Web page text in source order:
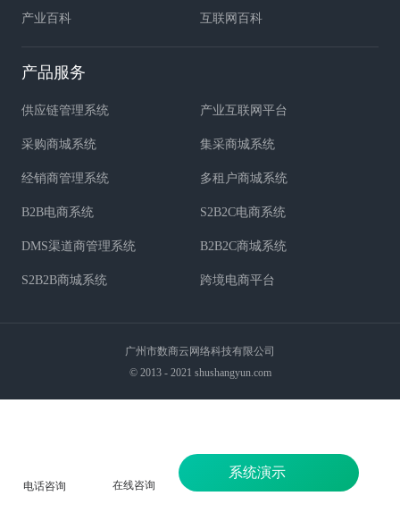
产业百科 互联网百科
产品服务
供应链管理系统 产业互联网平台
采购商城系统 集采商城系统
经销商管理系统 多租户商城系统
B2B电商系统 S2B2C电商系统
DMS渠道商管理系统 B2B2C商城系统
S2B2B商城系统 跨境电商平台
广州市数商云网络科技有限公司
© 2013 - 2021 shushangyun.com
电话咨询 在线咨询
系统演示